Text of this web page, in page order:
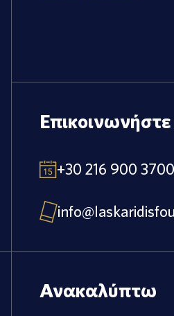
+30 216 900 3700
Ανακαλύπτω